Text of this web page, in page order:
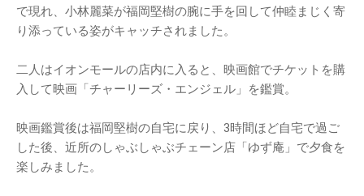
で現れ、小林麗菜が福岡堅樹の腕に手を回して仲睦まじく寄
り添っている姿がキャッチされました。
二人はイオンモールの店内に入ると、映画館でチケットを購
入して映画「チャーリーズ・エンジェル」を鑑賞。
映画鑑賞後は福岡堅樹の自宅に戻り、3時間ほど自宅で過ご
した後、近所のしゃぶしゃぶチェーン店「ゆず庵」で夕食を
楽しみました。